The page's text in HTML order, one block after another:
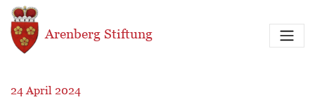
Direkt zum Inhalt
Arenberg Stiftung
24 April 2024